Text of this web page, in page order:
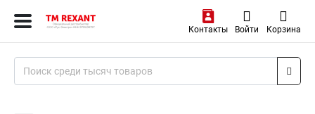
Контакты Войти Корзина